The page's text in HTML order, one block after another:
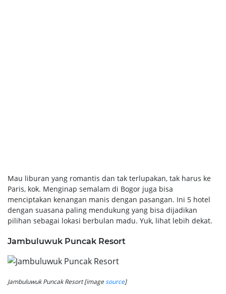
Mau liburan yang romantis dan tak terlupakan, tak harus ke
Paris, kok. Menginap semalam di Bogor juga bisa
menciptakan kenangan manis dengan pasangan. Ini 5 hotel
dengan suasana paling mendukung yang bisa dijadikan
pilihan sebagai lokasi berbulan madu. Yuk, lihat lebih dekat.
Jambuluwuk Puncak Resort
Jambuluwuk Puncak Resort [imagesource]